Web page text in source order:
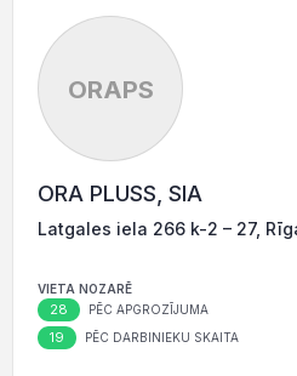
ORAPS
ORA PLUSS, SIA
Latgales iela 266 k-2 – 27,
VIETA NOZARĒ
28 PĒC APGROZĪJUMA
19 PĒC DARBINIEKU SKAITA